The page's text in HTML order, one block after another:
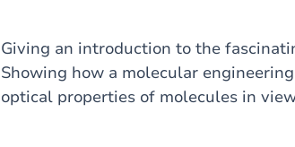
Giving an introduction to the
Showing how a molecular
optical properties of molecules in